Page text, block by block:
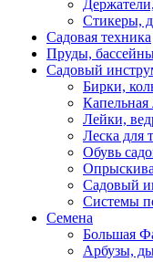
Стикеры,
Садовая техника
Пруды,
Садовый
Бирки,
Лейки,
Леска для
Обувь
Садовый
Системы
Семена
Большая
Арбузы,